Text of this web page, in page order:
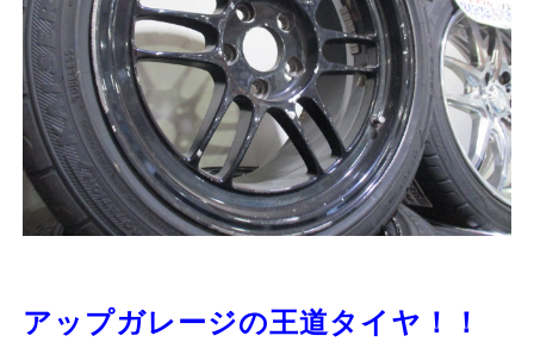
アップガレージの王道タイヤ！！